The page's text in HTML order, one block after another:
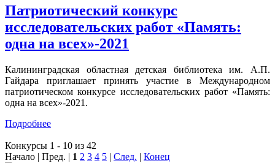
Патриотический конкурс
исследовательских работ «Память:
одна на всех»-2021
Калининградская областная детская библиотека им. А.П.
Гайдара приглашает принять участие в Международном
патриотическом конкурсе исследовательских работ «Память:
одна на всех»-2021.
Подробнее
Конкурсы 1 - 10 из 42
Начало | Пред. | 1 2 3 4 5 | След. | Конец